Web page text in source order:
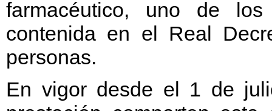
farmacéutico, uno de
contenida en el Real
personas.
En vigor desde el 1 de